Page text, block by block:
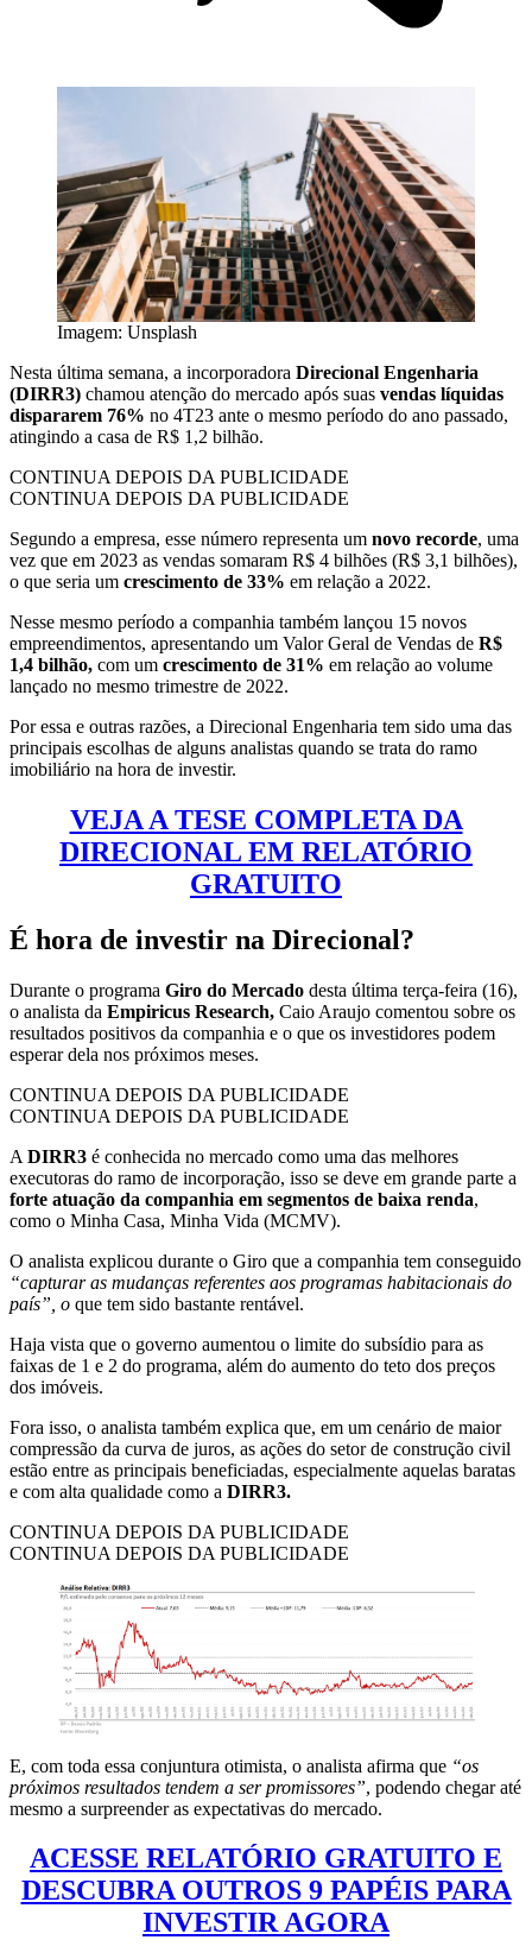
Imagem: Unsplash
Nesta última semana, a incorporadora Direcional Engenharia
(DIRR3) chamou atenção do mercado após suas vendas líquidas
dispararem 76% no 4T23 ante o mesmo período do ano passado,
atingindo a casa de R$ 1,2 bilhão.
CONTINUA DEPOIS DA PUBLICIDADE
CONTINUA DEPOIS DA PUBLICIDADE
Segundo a empresa, esse número representa um novo recorde, uma
vez que em 2023 as vendas somaram R$ 4 bilhões (R$ 3,1 bilhões),
o que seria um crescimento de 33% em relação a 2022.
Nesse mesmo período a companhia também lançou 15 novos
empreendimentos, apresentando um Valor Geral de Vendas de R$
1,4 bilhão, com um crescimento de 31% em relação ao volume
lançado no mesmo trimestre de 2022.
Por essa e outras razões, a Direcional Engenharia tem sido uma das
principais escolhas de alguns analistas quando se trata do ramo
imobiliário na hora de investir.
VEJA A TESE COMPLETA DA
DIRECIONAL EM RELATÓRIO
GRATUITO
É hora de investir na Direcional?
Durante o programa Giro do Mercado desta última terça-feira (16),
o analista da Empiricus Research, Caio Araujo comentou sobre os
resultados positivos da companhia e o que os investidores podem
esperar dela nos próximos meses.
CONTINUA DEPOIS DA PUBLICIDADE
CONTINUA DEPOIS DA PUBLICIDADE
A DIRR3 é conhecida no mercado como uma das melhores
executoras do ramo de incorporação, isso se deve em grande parte a
forte atuação da companhia em segmentos de baixa renda,
como o Minha Casa, Minha Vida (MCMV).
O analista explicou durante o Giro que a companhia tem conseguido
“capturar as mudanças referentes aos programas habitacionais do
país”, o que tem sido bastante rentável.
Haja vista que o governo aumentou o limite do subsídio para as
faixas de 1 e 2 do programa, além do aumento do teto dos preços
dos imóveis.
Fora isso, o analista também explica que, em um cenário de maior
compressão da curva de juros, as ações do setor de construção civil
estão entre as principais beneficiadas, especialmente aquelas baratas
e com alta qualidade como a DIRR3.
CONTINUA DEPOIS DA PUBLICIDADE
CONTINUA DEPOIS DA PUBLICIDADE
E, com toda essa conjuntura otimista, o analista afirma que “os
próximos resultados tendem a ser promissores”, podendo chegar até
mesmo a surpreender as expectativas do mercado.
ACESSE RELATÓRIO GRATUITO E
DESCUBRA OUTROS 9 PAPÉIS PARA
INVESTIR AGORA